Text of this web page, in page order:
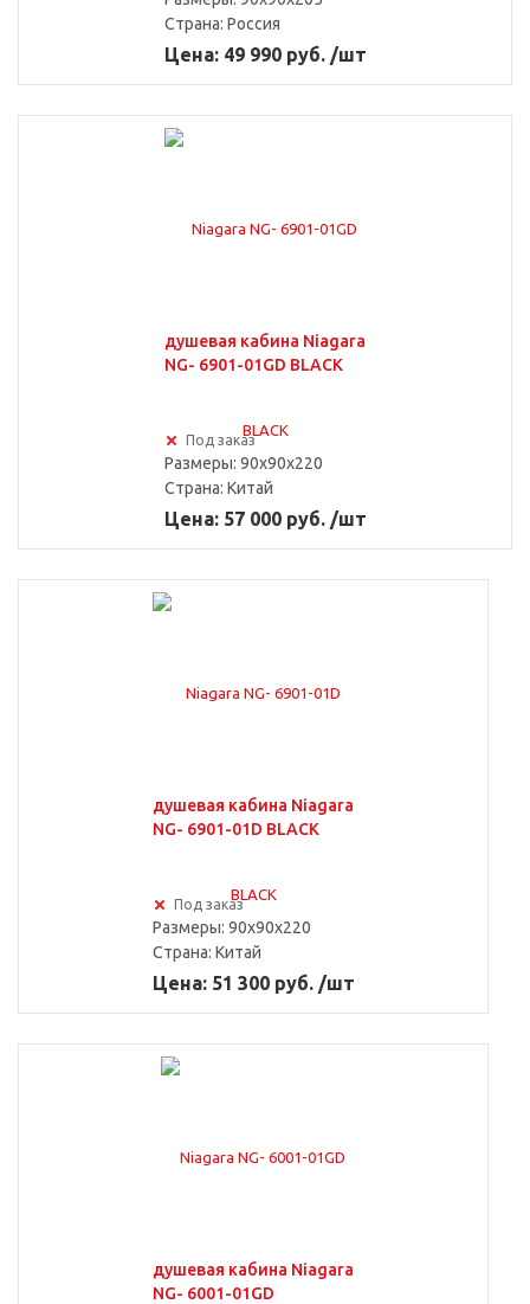
Страна: Россия
Цена: 49 990 руб. /шт
душевая кабина Niagara
NG- 6901-01GD BLACK
Под заказ
Размеры: 90x90x220
Страна: Китай
Цена: 57 000 руб. /шт
душевая кабина Niagara
NG- 6901-01D BLACK
Под заказ
Размеры: 90x90x220
Страна: Китай
Цена: 51 300 руб. /шт
душевая кабина Niagara
NG- 6001-01GD